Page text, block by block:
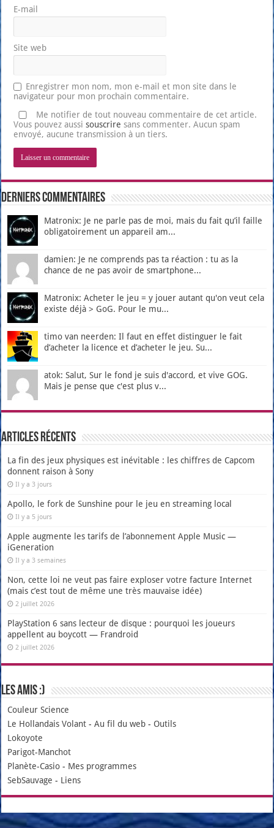
E-mail
Site web
Enregistrer mon nom, mon e-mail et mon site dans le
navigateur pour mon prochain commentaire.
Me notifier de tout nouveau commentaire de cet article.
Vous pouvez aussisouscrire sans commenter. Aucun spam
envoyé, aucune transmission à un tiers.
Derniers Commentaires
Matronix: Je ne parle pas de moi, mais du fait qu’il faille
obligatoirement un appareil am...
damien: Je ne comprends pas ta réaction : tu as la
chance de ne pas avoir de smartphone...
Matronix: Acheter le jeu = y jouer autant qu'on veut cela
existe déjà > GoG. Pour le mu...
timo van neerden: Il faut en effet distinguer le fait
d’acheter la licence et d’acheter le jeu. Su...
atok: Salut, Sur le fond je suis d'accord, et vive GOG.
Mais je pense que c'est plus v...
Articles récents
La fin des jeux physiques est inévitable : les chiffres de Capcom
donnent raison à Sony
Il y a 3 jours
Apollo, le fork de Sunshine pour le jeu en streaming local
Il y a 5 jours
Apple augmente les tarifs de l’abonnement Apple Music —
iGeneration
Il y a 3 semaines
Non, cette loi ne veut pas faire exploser votre facture Internet
(mais c’est tout de même une très mauvaise idée)
2 juillet 2026
PlayStation 6 sans lecteur de disque : pourquoi les joueurs
appellent au boycott — Frandroid
2 juillet 2026
Les amis :)
Couleur Science
Le Hollandais Volant -Au fil du web - Outils
Lokoyote
Parigot-Manchot
Planète-Casio - Mes programmes
SebSauvage - Liens